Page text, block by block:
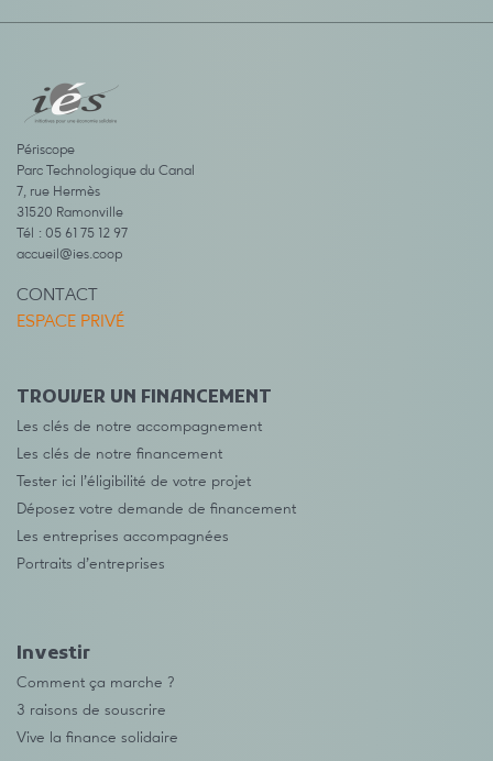
Périscope
Parc Technologique du Canal
7, rue Hermès
31520 Ramonville
Tél : 05 61 75 12 97
accueil@ies.coop
CONTACT
ESPACE PRIVÉ
TROUVER UN FINANCEMENT
Les clés de notre accompagnement
Les clés de notre financement
Tester ici l’éligibilité de votre projet
Déposez votre demande de financement
Les entreprises accompagnées
Portraits d’entreprises
Investir
Comment ça marche ?
3 raisons de souscrire
Vive la finance solidaire